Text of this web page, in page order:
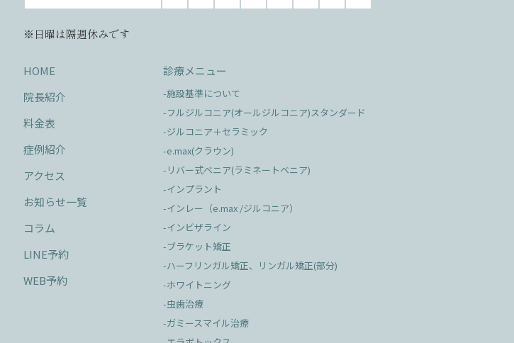
※日曜は隔週休みです
HOME
院長紹介
料金表
症例紹介
アクセス
お知らせ一覧
コラム
LINE予約
WEB予約
診療メニュー
-施設基準について
-フルジルコニア(オールジルコニア)スタンダード
-ジルコニア＋セラミック
-e.max(クラウン)
-リバー式ベニア(ラミネートベニア)
-インプラント
-インレー（e.max /ジルコニア）
-インビザライン
-ブラケット矯正
-ハーフリンガル矯正、リンガル矯正(部分)
-ホワイトニング
-虫歯治療
-ガミースマイル治療